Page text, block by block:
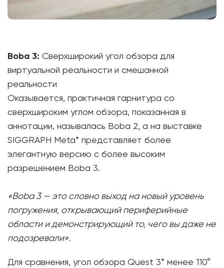
Boba 3: Сверхширокий угол обзора для
виртуальной реальности и смешанной
реальности
Оказывается, практичная гарнитура со
сверхшироким углом обзора, показанная в
аннотации, называлась Boba 2, а на выставке
SIGGRAPH Meta* представляет более
элегантную версию с более высоким
разрешением Boba 3.
«Boba 3 — это словно выход на новый уровень
погружения, открывающий периферийные
области и демонстрирующий то, чего вы даже не
подозревали».
Для сравнения, угол обзора Quest 3* менее 110°